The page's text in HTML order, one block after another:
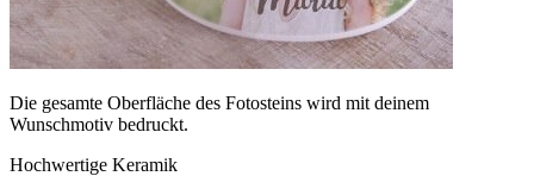
Die gesamte Oberfläche des Fotosteins wird mit deinem
Wunschmotiv bedruckt.
Hochwertige Keramik